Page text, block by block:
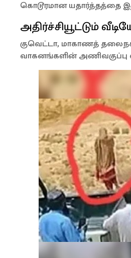
கொடூரமான யதார்த்தத்தை இது
அதிர்ச்சியூட்டும்
குவெட்டா, மாகாணத்
வாகனங்களின் அணிவகுப்பு